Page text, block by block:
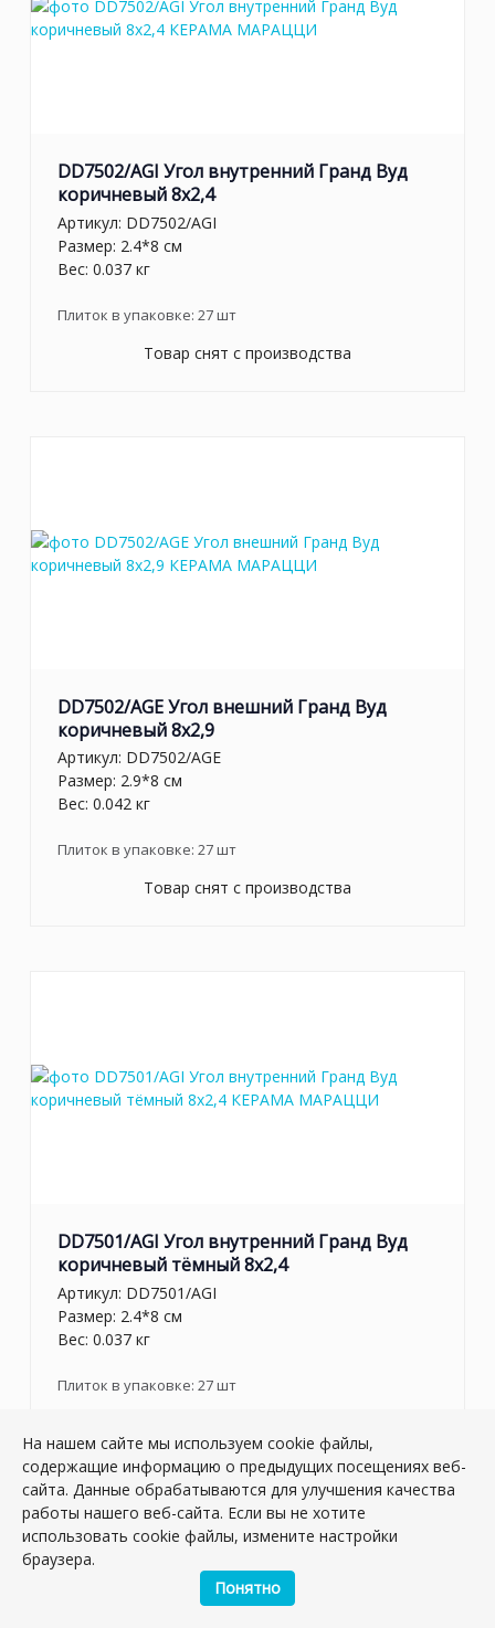
DD7502/AGI Угол внутренний Гранд Вуд
коричневый 8x2,4
Артикул: DD7502/AGI
Размер: 2.4*8 см
Вес: 0.037 кг
Плиток в упаковке: 27шт
Товар снят с производства
DD7502/AGE Угол внешний Гранд Вуд
коричневый 8x2,9
Артикул: DD7502/AGE
Размер: 2.9*8 см
Вес: 0.042 кг
Плиток в упаковке: 27шт
Товар снят с производства
DD7501/AGI Угол внутренний Гранд Вуд
коричневый тёмный 8x2,4
Артикул: DD7501/AGI
Размер: 2.4*8 см
Вес: 0.037 кг
Плиток в упаковке: 27шт
На нашем сайте мы используем cookie файлы,
содержащие информацию о предыдущих посещениях веб-
сайта. Данные обрабатываются для улучшения качества
работы нашего веб-сайта. Если вы не хотите
использовать cookie файлы, измените настройки
браузера.
Понятно